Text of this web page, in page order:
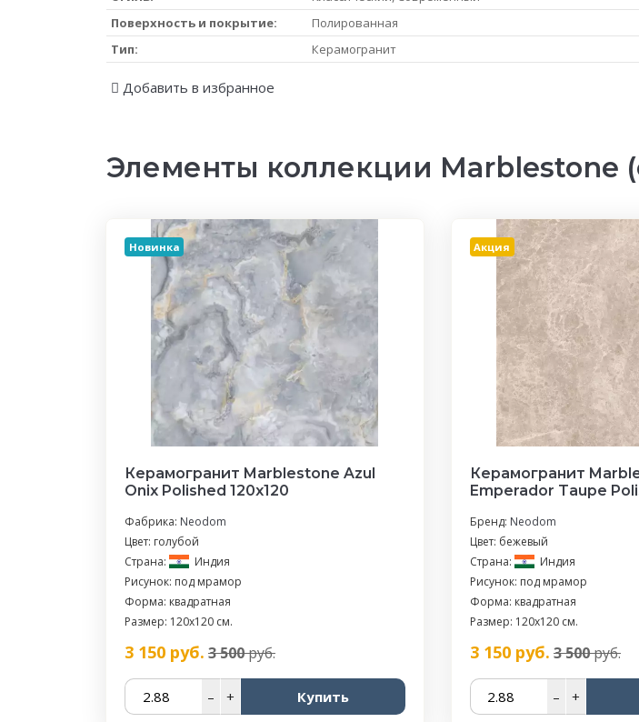
Поверхность и покрытие:
Полированная
Тип:
Керамогранит
Добавить в избранное
Элементы коллекции Marblestone
Новинка
Керамогранит Marblestone Azul
Onix Polished 120x120
Фабрика: Neodom
Цвет: голубой
Страна:
Индия
Рисунок: под мрамор
Форма: квадратная
Размер: 120x120 см.
3 150 руб. 3 500руб.
– + Купить
Акция
Керамогранит
Emperador Taupe
Бренд: Neodom
Цвет: бежевый
Страна:
Индия
Рисунок: под мрамор
Форма: квадратная
Размер: 120x120 см.
3 150руб. 3 500руб.
– +